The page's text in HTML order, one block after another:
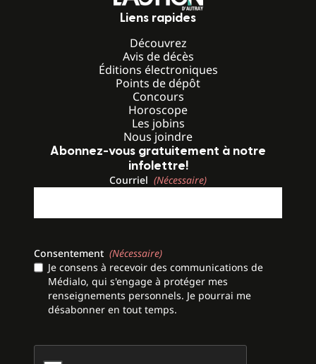
Liens rapides
Découvrez
Avis de décès
Éditions électroniques
Points de dépôt
Concours
Horoscope
Les jobins
Nous joindre
Abonnez-vous gratuitement à notre
infolettre!
Courriel (Nécessaire)
Consentement (Nécessaire)
Je consens à recevoir des communications de
Médialo, qui s'engage à protéger mes
renseignements personnels. Je pourrai me
désabonner en tout temps.